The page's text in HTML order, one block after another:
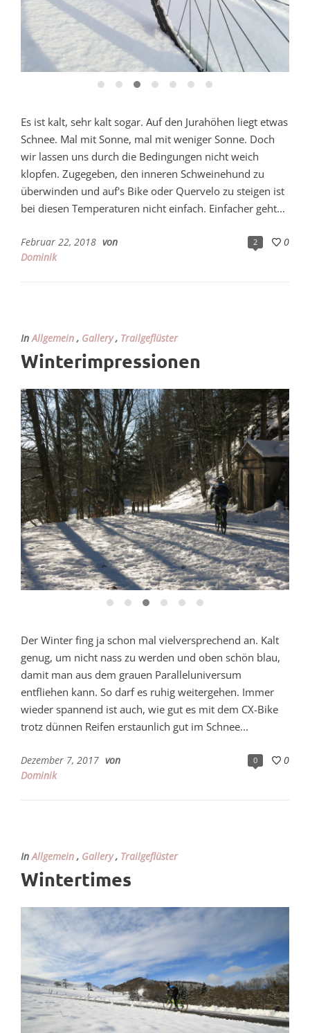
Es ist kalt, sehr kalt sogar. Auf den Jurahöhen liegt etwas
Schnee. Mal mit Sonne, mal mit weniger Sonne. Doch
wir lassen uns durch die Bedingungen nicht weich
klopfen. Zugegeben, den inneren Schweinehund zu
überwinden und auf's Bike oder Quervelo zu steigen ist
bei diesen Temperaturen nicht einfach. Einfacher geht...
2 0
Februar 22, 2018 von
Dominik
InAllgemein , Gallery, Trailgeflüster
Winterimpressionen
Der Winter fing ja schon mal vielversprechend an. Kalt
genug, um nicht nass zu werden und oben schön blau,
damit man aus dem grauen Paralleluniversum
entfliehen kann. So darf es ruhig weitergehen. Immer
wieder spannend ist auch, wie gut es mit dem CX-Bike
trotz dünnen Reifen erstaunlich gut im Schnee...
0 0
Dezember 7, 2017 von
Dominik
InAllgemein , Gallery, Trailgeflüster
Wintertimes